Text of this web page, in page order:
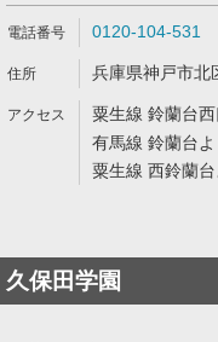
0120-104-531
兵庫県神戸市北
粟生線 鈴蘭台
有馬線 鈴蘭台
粟生線 西鈴蘭
久保田学園